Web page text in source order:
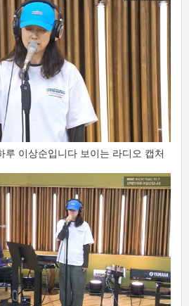
이상순입니다 보이는 라디오 캡처